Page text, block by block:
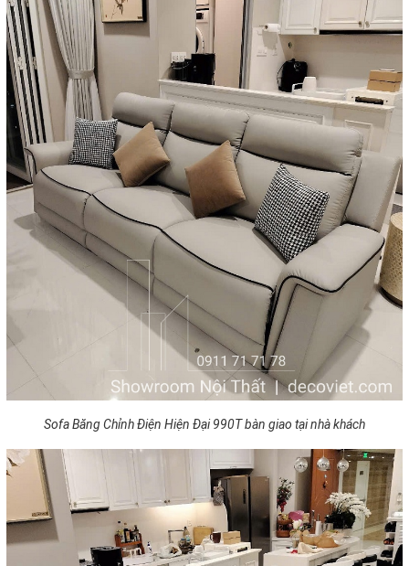
Sofa Băng Chỉnh Điện Hiện Đại 990T bàn giao tại nhà khách